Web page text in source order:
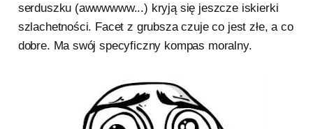
serduszku (awwwwww...) kryją się jeszcze iskierki
szlachetności. Facet z grubsza czuje co jest złe, a co
dobre. Ma swój specyficzny kompas moralny.